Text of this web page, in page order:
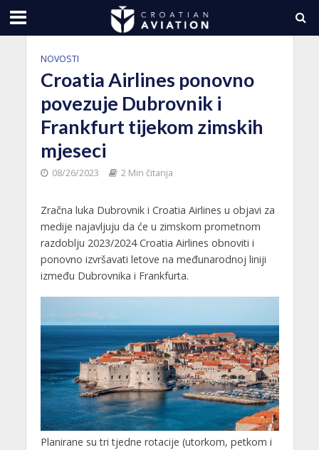
NOVOSTI
Croatia Airlines ponovno
povezuje Dubrovnik i
Frankfurt tijekom zimskih
mjeseci
08/26/2023 2 Min čitanja
Zračna luka Dubrovnik i Croatia Airlines u objavi za
medije najavljuju da će u zimskom prometnom
razdoblju 2023/2024 Croatia Airlines obnoviti i
ponovno izvršavati letove na međunarodnoj liniji
između Dubrovnika i Frankfurta.
Planirane su tri tjedne rotacije (utorkom, petkom i